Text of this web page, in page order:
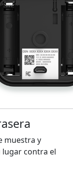
muestra y
lugar contra el